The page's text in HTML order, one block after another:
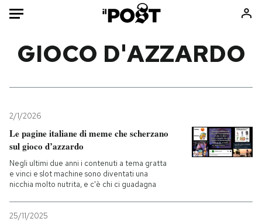
Mondo
Politica
Tecnologia
Internet
Scienza
Economia
Consumismi
Ok Boomer!
Media
GIOCO D'AZZARDO
2/1/2026
Le pagine italiane di meme che scherzano
sul gioco d’azzardo
Negli ultimi due anni i contenuti a tema gratta
e vinci e slot machine sono diventati una
nicchia molto nutrita, e c'è chi ci guadagna
25/11/2025